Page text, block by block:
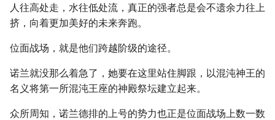
人往高处走，水往低处流，真正的强者总是会不遗余力往上
挤，向着更加美好的未来奔跑。
位面战场，就是他们跨越阶级的途径。
诺兰就没那么着急了，她要在这里站住脚跟，以混沌神王的
名义将第一所混沌王座的神殿祭坛建立起来。
众所周知，诺兰德排的上号的势力也正是位面战场上数一数